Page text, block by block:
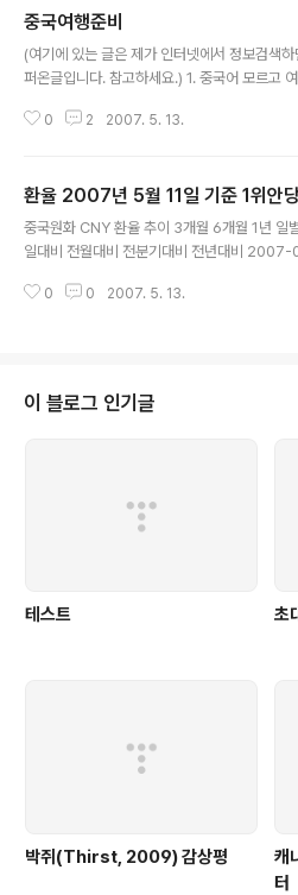
여권이 있었지만, 친구들이 준비되지않아 출입
가 여권을 발급하고 빠른 비자 발급을 위해 여
발급받았습니다. 제 기억으로는 각각 11만원정
자료를 검색하였습니다. 상하이에서 유명한 음
중국여행준비
(여기에 있는 글은 제가 인터넷에서 정보검색
퍼온글입니다. 참고하세요.) 1. 중국어 모르고
한번 안본 그네들 잘못이지. 실제로 중국여행내
도 파악해서 빨리 찾을 수 있도록 하라는 뜻이
하는 지역명은 중국어 발음을 알아 놓길 바란
본다. (제가 정말 니하오마 하나 알고 다녔는데
0 2 2007. 5. 13.
환율 2007년 5월 11일 기준 1위안
중국원화 CNY 환율 추이 3개월 6개월 1년 일
일대비 전월대비 전분기대비 전년대비
0.00 0.05 0.84 0.64 3.57 2007-05-08
..
0 0 2007. 5. 13.
이 블로그 인기글
테스트 초
박쥐(Thirst, 2009) 감상평
캐
터